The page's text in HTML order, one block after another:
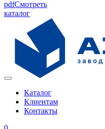
pdfСмотреть
каталог
Каталог
Клиентам
Контакты